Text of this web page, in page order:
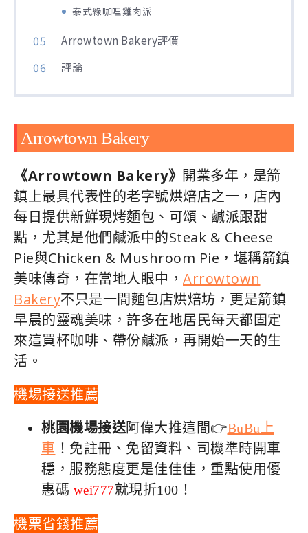
泰式綠咖哩雞肉派
Arrowtown Bakery評價
評論
Arrowtown Bakery
《Arrowtown Bakery》 開業多年，是箭
鎮上最具代表性的老字號烘焙店之一，店內
每日提供新鮮現烤麵包、可頌、鹹派跟甜
點，尤其是他們鹹派中的Steak & Cheese
Pie與Chicken & Mushroom Pie，堪稱箭鎮
美味傳奇，在當地人眼中， Arrowtown
Bakery不只是一間麵包店烘焙坊，更是箭鎮
早晨的靈魂美味，許多在地居民每天都固定
來這買杯咖啡、帶份鹹派，再開始一天的生
活。
機場接送推薦
桃園機場接送阿偉大推這間👉BuBu上
車 ！免註冊、免留資料、司機準時開車
穩，服務態度更是佳佳佳，重點使用優
惠碼 wei777就現折100！
機票省錢推薦